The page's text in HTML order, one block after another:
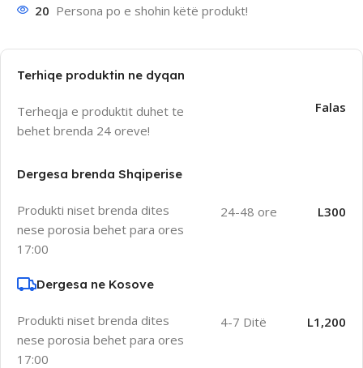
20 Persona po e shohin këtë produkt!
Terhiqe produktin ne dyqan
Terheqja e produktit duhet te
behet brenda 24 oreve!
Falas
Dergesa brenda Shqiperise
Produkti niset brenda dites
nese porosia behet para ores
17:00
24-48 ore L300
Dergesa ne Kosove
Produkti niset brenda dites
nese porosia behet para ores
17:00
4-7 Ditë L1,200